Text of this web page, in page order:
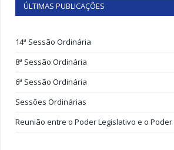
ÚLTIMAS PUBLICAÇÕES
14ª Sessão Ordinária
8ª Sessão Ordinária
6ª Sessão Ordinária
Sessões Ordinárias
Reunião entre o Poder Legislativo e o Poder